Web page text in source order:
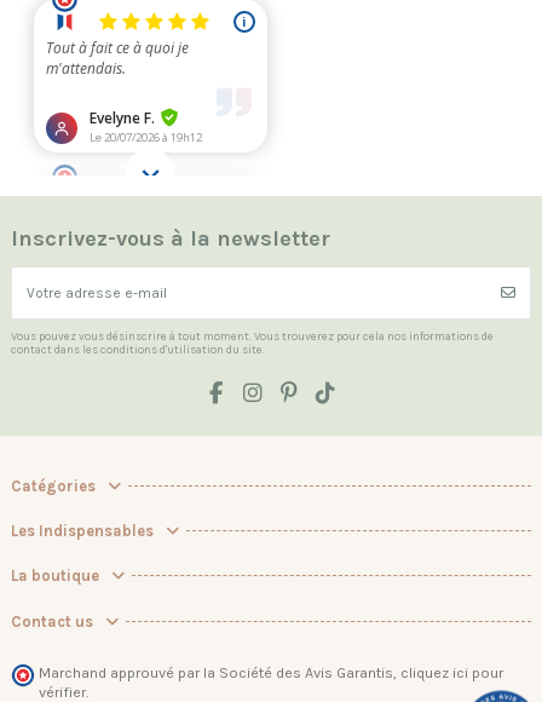
Inscrivez-vous à la newsletter
Vous pouvez vous désinscrire à tout moment. Vous trouverez pour cela nos informations de
contact dans les conditions d'utilisation du site.
Catégories
Les Indispensables
La boutique
Contact us
Marchand approuvé par la Société des Avis Garantis, cliquez ici pour
vérifier.